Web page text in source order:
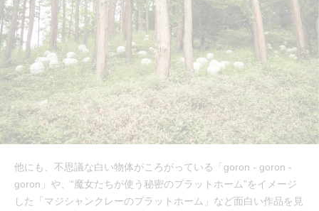
他にも、不思議な白い物体がころがっている「goron - goron -
goron」や、“魔女たちが使う秘密のプラットホーム”をイメージ
した「マジシャンクレーのプラットホーム」など面白い作品を見